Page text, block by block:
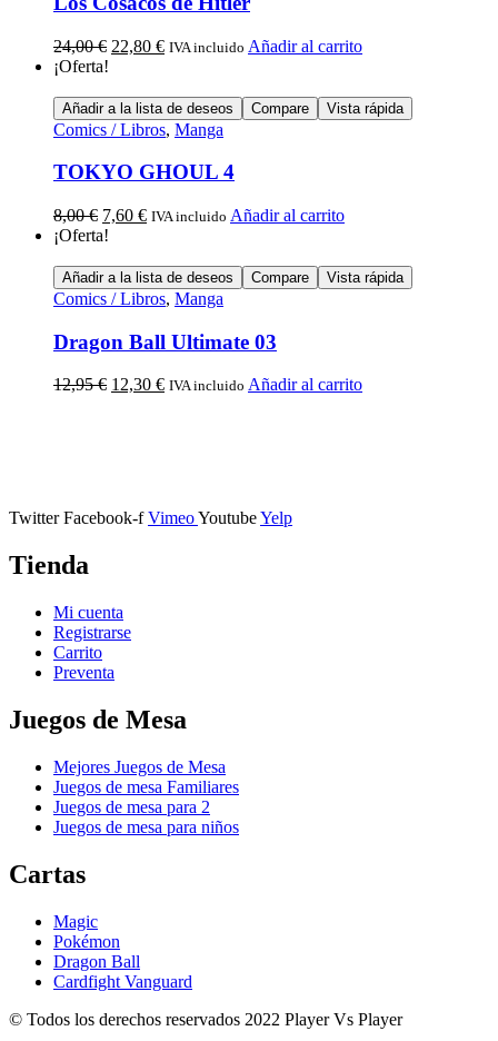
24,00€ 22,80 € IVA incluido Añadir al carrito
¡Oferta!
Añadir a la lista de deseos Compare Vista rápida
Comics / Libros, Manga
TOKYO GHOUL 4
8,00€ 7,60 € IVA incluido Añadir al carrito
¡Oferta!
Añadir a la lista de deseos Compare Vista rápida
Comics / Libros, Manga
Dragon Ball Ultimate 03
12,95€ 12,30 € IVA incluido Añadir al carrito
Twitter Facebook-f VimeoYoutubeYelp
Tienda
Mi cuenta
Registrarse
Carrito
Preventa
Juegos de Mesa
Mejores Juegos de Mesa
Juegos de mesa Familiares
Juegos de mesa para 2
Juegos de mesa para niños
Cartas
Magic
Pokémon
Dragon Ball
Cardfight Vanguard
© Todos los derechos reservados 2022 Player Vs Player